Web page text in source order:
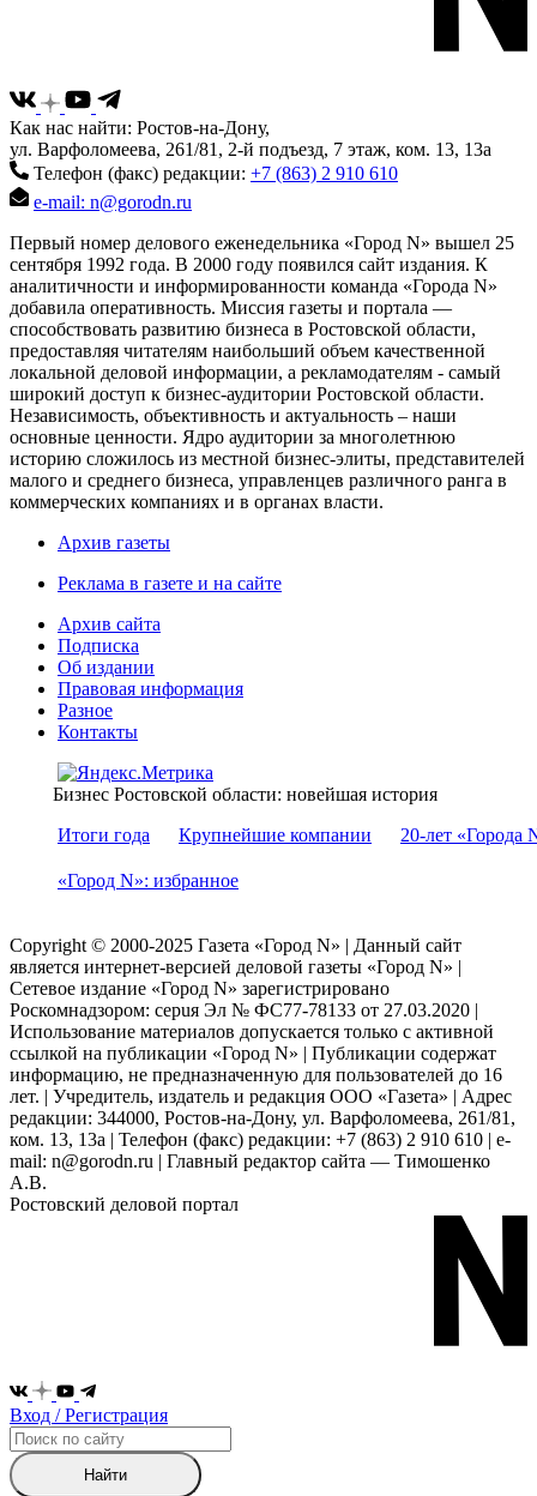
Как нас найти: Ростов-на-Дону,
ул. Варфоломеева, 261/81, 2-й подъезд, 7 этаж, ком. 13, 13а
Телефон (факс) редакции: +7 (863) 2 910 610
e-mail: n@gorodn.ru
Первый номер делового еженедельника «Город N» вышел 25
сентября 1992 года. В 2000 году появился сайт издания. К
аналитичности и информированности команда «Города N»
добавила оперативность. Миссия газеты и портала —
способствовать развитию бизнеса в Ростовской области,
предоставляя читателям наибольший объем качественной
локальной деловой информации, а рекламодателям - самый
широкий доступ к бизнес-аудитории Ростовской области.
Независимость, объективность и актуальность – наши
основные ценности. Ядро аудитории за многолетнюю
историю сложилось из местной бизнес-элиты, представителей
малого и среднего бизнеса, управленцев различного ранга в
коммерческих компаниях и в органах власти.
Архив газеты
Реклама в газете и на сайте
Архив сайта
Подписка
Об издании
Правовая информация
Разное
Контакты
Бизнес Ростовской области: новейшая история
Итоги года
Крупнейшие компании 20-лет «Города
«Город N»: избранное
Copyright © 2000-2025 Газета «Город N» | Данный сайт
является интернет-версией деловой газеты «Город N» |
Сетевое издание «Город N» зарегистрировано
Роскомнадзором: серuя Эл № ФС77-78133 от 27.03.2020 |
Использование материалов допускается только с активной
ссылкой на публикации «Город N» | Публикации содержат
информацию, не предназначенную для пользователей до 16
лет. | Учредитель, издатель и редакция ООО «Газета» | Адрес
редакции: 344000, Ростов-на-Дону, ул. Варфоломеева, 261/81,
ком. 13, 13а | Телефон (факс) редакции: +7 (863) 2 910 610 | e-
mail: n@gorodn.ru | Главный редактор сайта — Тимошенко
А.В.
Ростовский деловой портал
Вход / Регистрация
Найти